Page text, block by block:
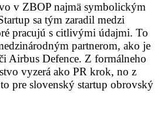
v ZBOP najmä symbolickým
sa tým zaradil medzi
pracujú s citlivými údajmi. To
partnerom, ako je
Airbus Defence. Z formálneho
vyzerá ako PR krok, no z
pre slovenský startup obrovský